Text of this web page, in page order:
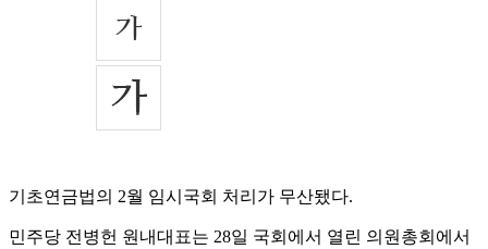
기초연금법의 2월 임시국회 처리가 무산됐다.
민주당 전병헌 원내대표는 28일 국회에서 열린 의원총회에서